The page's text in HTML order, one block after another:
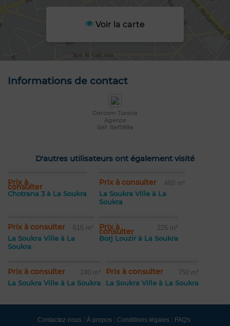
Voir la carte
Informations de contact
Darcom Tunisia
Agence
Réf: Ref589a
D'autres utilisateurs ont également visité
Prix à
consulter
Chotrana 3 à La Soukra
Prix à consulter 460 m²
La Soukra Ville à La
Soukra
Prix à consulter 615 m²
La Soukra Ville à La
Soukra
Prix à
consulter 225 m²
Borj Louzir à La Soukra
Prix à consulter 240 m²
La Soukra Ville à La Soukra
Prix à consulter 750 m²
La Soukra Ville à La Soukra
Contactez-nous À propos Conditions légales FAQ's